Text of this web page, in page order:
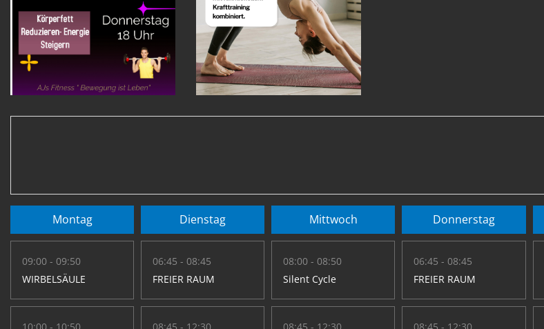
Montag
09:00 - 09:50
WIRBELSÄULE
Dienstag
06:45 - 08:45
FREIER RAUM
Mittwoch
08:00 - 08:50
Silent Cycle
Donnerstag
06:45 - 08:45
FREIER RAUM